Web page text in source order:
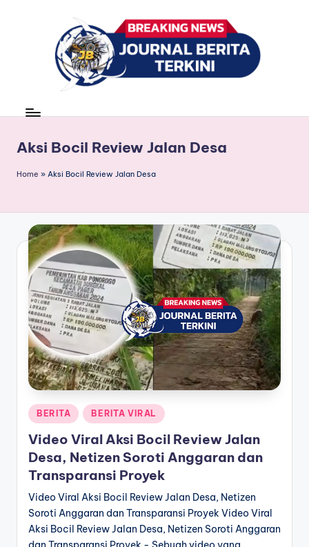
r
n
l
B
e
ri
t
a
T
e
k
n
news
Aksi Bocil Review Jalan Desa
Home » Aksi Bocil Review Jalan Desa
Posted
in
BERITA BERITA VIRAL
Video Viral Aksi Bocil Review Jalan
Desa, Netizen Soroti Anggaran dan
Transparansi Proyek
Video Viral Aksi Bocil Review Jalan Desa, Netizen
Soroti Anggaran dan Transparansi Proyek Video Viral
Aksi Bocil Review Jalan Desa, Netizen Soroti Anggaran